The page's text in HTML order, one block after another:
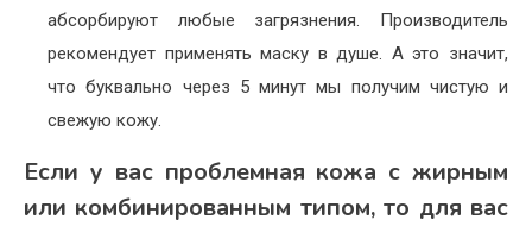
абсорбируют любые загрязнения. Производитель
рекомендует применять маску в душе. А это значит,
что буквально через 5 минут мы получим чистую и
свежую кожу.
Если у вас проблемная кожа с жирным
или комбинированным типом, то для вас